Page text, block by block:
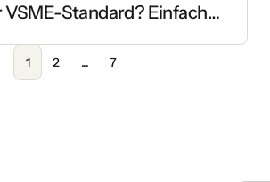
VSME-Standard? Einfach
1 2 ... 7